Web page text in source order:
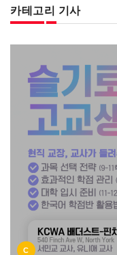
카테고리 기사
C